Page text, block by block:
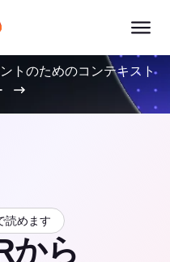
トのためのコンテキスト
読めます
から